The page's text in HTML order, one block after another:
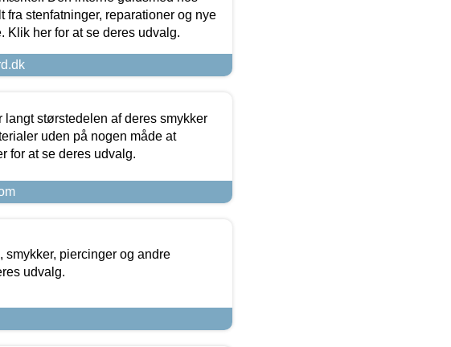
stenfatninger, reparationer og nye
Klik her for at se deres udvalg.
størstedelen af deres smykker
uden på nogen måde at
for at se deres udvalg.
piercinger og andre
udvalg.